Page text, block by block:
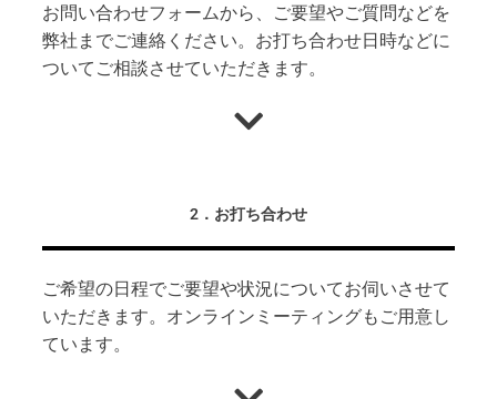
お問い合わせフォームから、ご要望やご質問などを
弊社までご連絡ください。お打ち合わせ日時などに
ついてご相談させていただきます。
2．お打ち合わせ
ご希望の日程でご要望や状況についてお伺いさせて
いただきます。オンラインミーティングもご用意し
ています。